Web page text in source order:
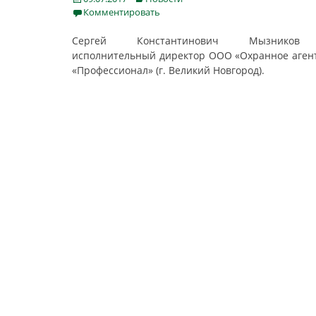
onКомментировать
Сергей Константинович
исполнительный директор ООО «Охранное
«Профессионал» (г. Великий Новгород).